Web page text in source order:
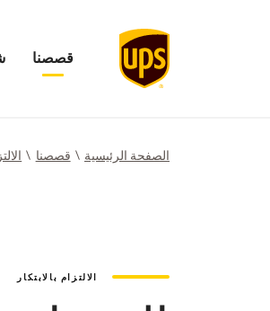
قصصنا
الصفحة الرئيسية قصصنا
الالتزام بالابتكار